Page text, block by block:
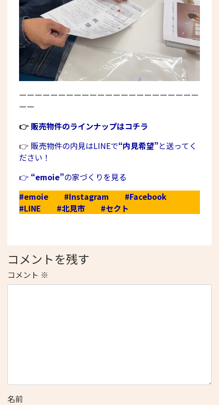
ーーーーーーーーーーーーーーーーーーーーーーー
ーー
👉 販売物件のラインナップはコチラ
👉 販売物件の内見はLINEで“内見希望”と送ってく
ださい！
👉 “emoie”の家づくりを見る
#emoie
#Instagram
#Facebook
#LINE
#北見市 #セクト
コメントを残す
コメント ※
名前